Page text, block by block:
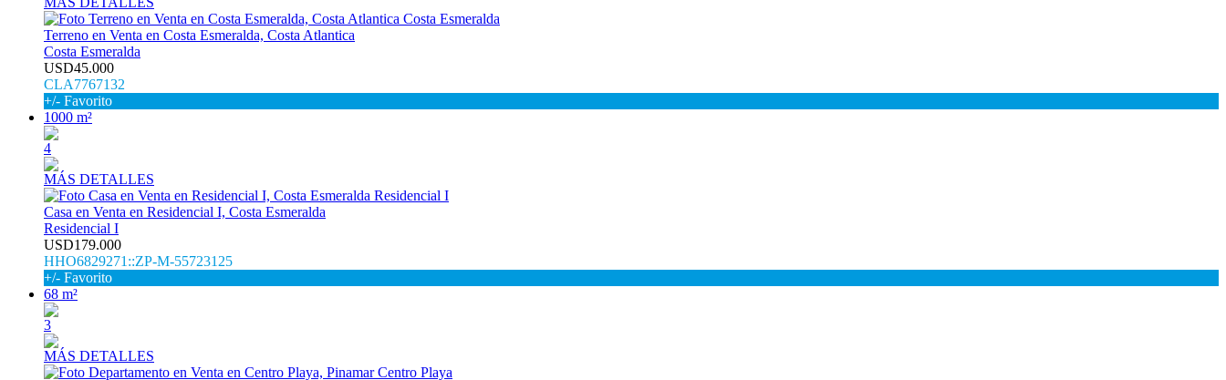
Terreno en Venta en Costa Esmeralda, Costa Atlantica
Costa Esmeralda
USD45.000
CLA7767132
+/- Favorito
1000 m²
4
MÁS DETALLES
Casa en Venta en Residencial I, Costa Esmeralda
Residencial I
USD179.000
HHO6829271::ZP-M-55723125
+/- Favorito
68 m²
3
MÁS DETALLES